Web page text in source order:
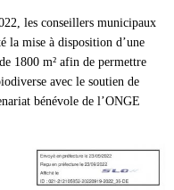
les conseillers municipaux
la mise à disposition d’une
1800 m² afin de permettre
avec le soutien de
bénévole de l’ONGE